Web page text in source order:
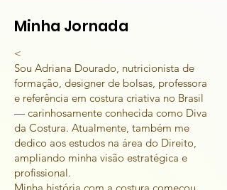
Minha Jornada
<
Sou Adriana Dourado, nutricionista de
formação, designer de bolsas, professora
e referência em costura criativa no Brasil
— carinhosamente conhecida como Diva
da Costura. Atualmente, também me
dedico aos estudos na área do Direito,
ampliando minha visão estratégica e
profissional.